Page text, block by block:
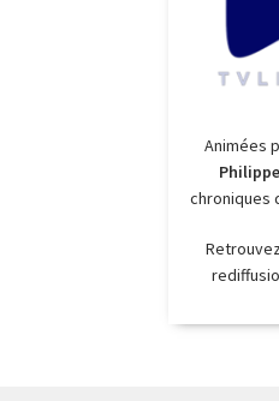
Animées
chroniques